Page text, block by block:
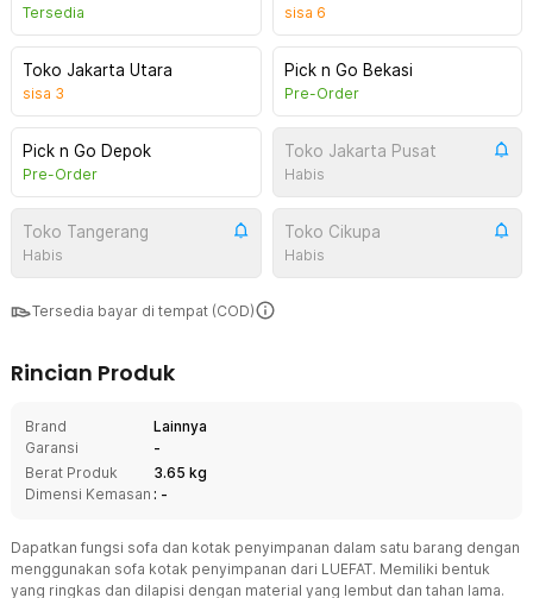
Tersedia sisa 6
Toko Jakarta Utara
sisa 3
Pick n Go Bekasi
Pre-Order
Pick n Go Depok
Pre-Order
Toko Jakarta Pusat
Habis
Toko Tangerang
Habis
Toko Cikupa
Habis
Tersedia bayar di tempat (COD)
Rincian Produk
Brand
Lainnya
Garansi
-
Berat Produk
3.65 kg
Dimensi Kemasan : -
Dapatkan fungsi sofa dan kotak penyimpanan dalam satu barang dengan
menggunakan sofa kotak penyimpanan dari LUEFAT. Memiliki bentuk
yang ringkas dan dilapisi dengan material yang lembut dan tahan lama.